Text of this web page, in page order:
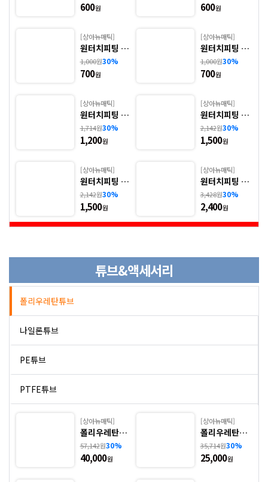
600원 600원
[상아뉴매틱]
원터치피팅 -
3. GPL
1,000원30%
700원
[상아뉴매틱]
원터치피팅 -
4. GPL(L)
1,000원30%
700원
[상아뉴매틱]
원터치피팅 -
5. GPL45
1,714원30%
1,200원
[상아뉴매틱]
원터치피팅 -
6. GPT
2,142원30%
1,500원
[상아뉴매틱]
원터치피팅 -
7. GPT(L)
2,142원30%
1,500원
[상아뉴매틱]
원터치피팅 -
8. GPST
3,428원30%
2,400원
튜브&액세서리
폴리우레탄튜브
나일론튜브
PE튜브
PTFE튜브
[상아뉴매틱]
폴리우레탄튜
브 - 1. U(상아,
Metric)
57,142원30%
40,000원
[상아뉴매틱]
폴리우레탄튜
브 - 2. U(상아,
Inch)
35,714원30%
25,000원